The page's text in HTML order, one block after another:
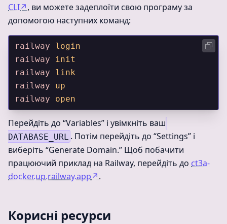
CLI↗, ви можете задеплоїти свою програму за
допомогою наступних команд:
railway login
railway init
railway link
railway up
railway open
Перейдіть до “Variables” і увімкніть ваш
DATABASE_URL . Потім перейдіть до “Settings” і
виберіть “Generate Domain.” Щоб побачити
працюючий приклад на Railway, перейдіть до ct3a-
docker.up.railway.app↗.
Корисні ресурси